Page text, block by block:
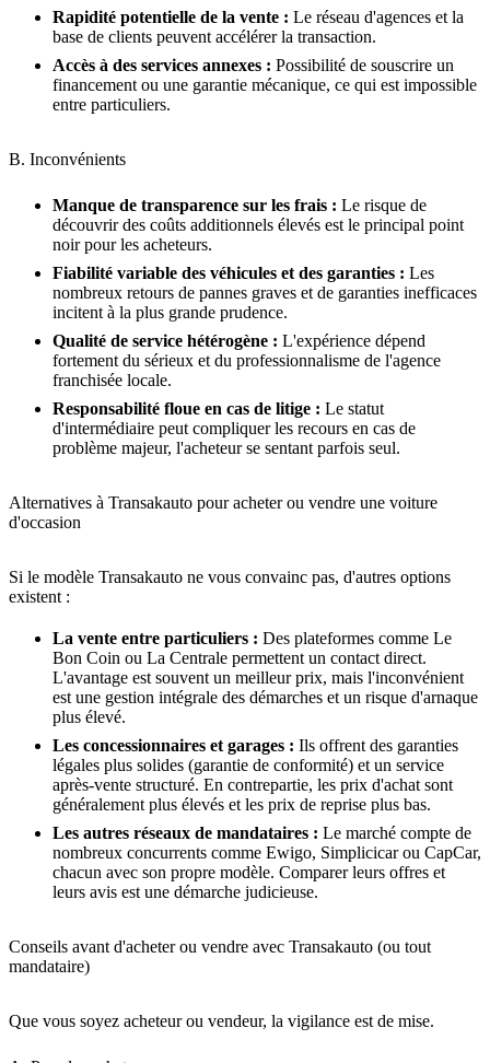
Rapidité potentielle de la vente : Le réseau d'agences et la
base de clients peuvent accélérer la transaction.
Accès à des services annexes : Possibilité de souscrire un
financement ou une garantie mécanique, ce qui est impossible
entre particuliers.
B. Inconvénients
Manque de transparence sur les frais : Le risque de
découvrir des coûts additionnels élevés est le principal point
noir pour les acheteurs.
Fiabilité variable des véhicules et des garanties : Les
nombreux retours de pannes graves et de garanties inefficaces
incitent à la plus grande prudence.
Qualité de service hétérogène : L'expérience dépend
fortement du sérieux et du professionnalisme de l'agence
franchisée locale.
Responsabilité floue en cas de litige : Le statut
d'intermédiaire peut compliquer les recours en cas de
problème majeur, l'acheteur se sentant parfois seul.
Alternatives à Transakauto pour acheter ou vendre une voiture
d'occasion
Si le modèle Transakauto ne vous convainc pas, d'autres options
existent :
La vente entre particuliers : Des plateformes comme Le
Bon Coin ou La Centrale permettent un contact direct.
L'avantage est souvent un meilleur prix, mais l'inconvénient
est une gestion intégrale des démarches et un risque d'arnaque
plus élevé.
Les concessionnaires et garages : Ils offrent des garanties
légales plus solides (garantie de conformité) et un service
après-vente structuré. En contrepartie, les prix d'achat sont
généralement plus élevés et les prix de reprise plus bas.
Les autres réseaux de mandataires : Le marché compte de
nombreux concurrents comme Ewigo, Simplicicar ou CapCar,
chacun avec son propre modèle. Comparer leurs offres et
leurs avis est une démarche judicieuse.
Conseils avant d'acheter ou vendre avec Transakauto (ou tout
mandataire)
Que vous soyez acheteur ou vendeur, la vigilance est de mise.